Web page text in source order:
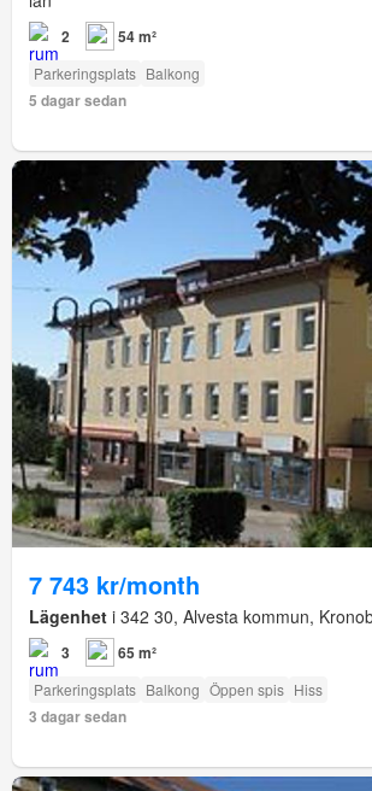
2 54 m²
Parkeringsplats Balkong
5 dagar sedan
7 743 kr/month
Lägenhet i 342 30, Alvesta kommun,
3 65 m²
Parkeringsplats Balkong Öppen spis Hiss
3 dagar sedan